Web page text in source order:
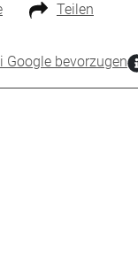
Teilen
Google bevorzugen